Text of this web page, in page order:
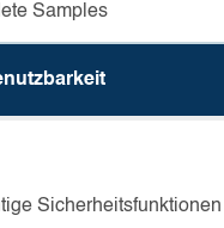
Samples
Sicherheitsfunktionen